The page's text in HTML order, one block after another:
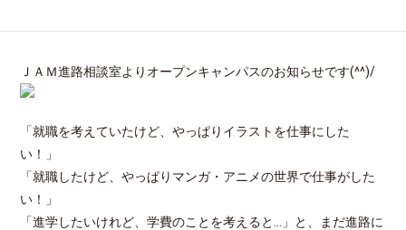
ＪＡＭ進路相談室よりオープンキャンパスのお知らせです(^^)/
「就職を考えていたけど、やっぱりイラストを仕事にした
い！」
「就職したけど、やっぱりマンガ・アニメの世界で仕事がした
い！」
「進学したいけれど、学費のことを考えると…」と、まだ進路に